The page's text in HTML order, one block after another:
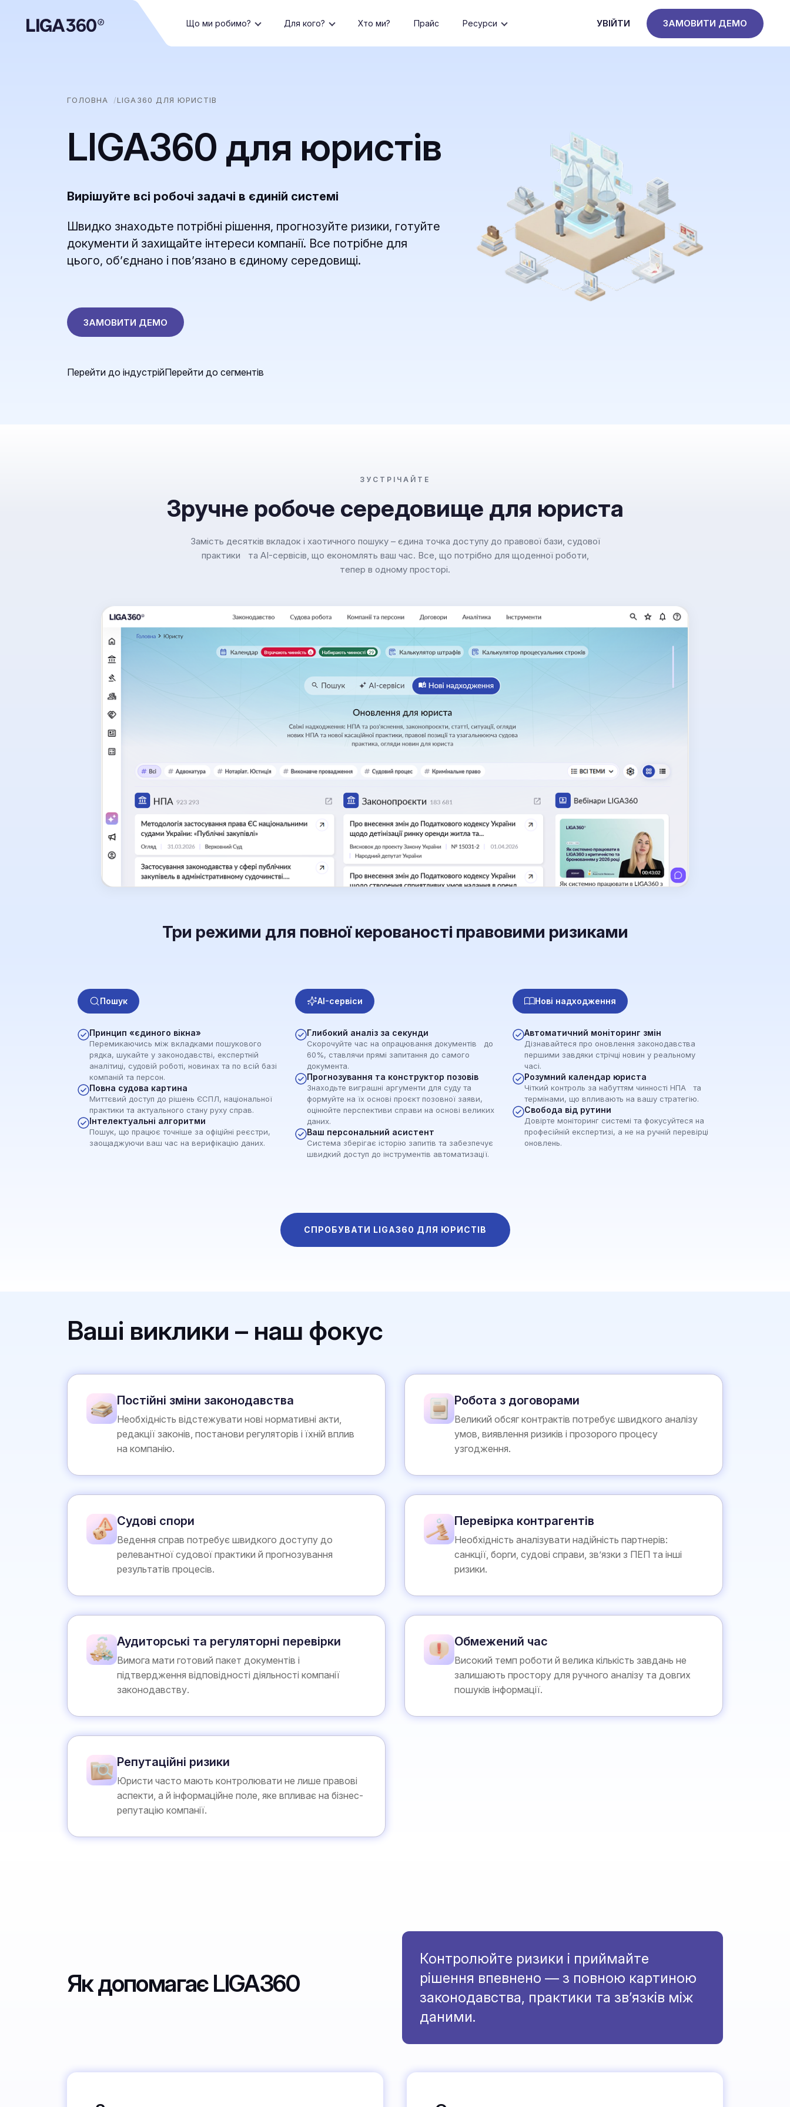
Що ми робимо? Для кого? Хто ми? Прайс Ресурси УВІЙТИ ЗАМОВИТИ ДЕМО
ГОЛОВНА LIGA360 ДЛЯ ЮРИСТІВ
LIGA360 для юристів
Вирішуйте всі робочі задачі в єдиній системі
Швидко знаходьте потрібні рішення, прогнозуйте ризики, готуйте
документи й захищайте інтереси компанії. Все потрібне для
цього, обʼєднано і повʼязано в єдиному середовищі.
ЗАМОВИТИ ДЕМО
Перейти до індустрійПерейти до сегментів
ЗУСТРІЧАЙТЕ
Зручне робоче середовище для юриста
Замість десятків вкладок і хаотичного пошуку – єдина точка доступу до правової бази, судової
практики та AI-сервісів, що економлять ваш час. Все, що потрібно для щоденної роботи,
тепер в одному просторі.
Три режими для повної керованості правовими ризиками
Пошук
Принцип «єдиного вікна»
Перемикаючись між вкладками пошукового
рядка, шукайте у законодавстві, експертній
аналітиці, судовій роботі, новинах та по всій базі
компаній та персон.
Повна судова картина
Миттєвий доступ до рішень ЄСПЛ, національної
практики та актуального стану руху справ.
Інтелектуальні алгоритми
Пошук, що працює точніше за офіційні реєстри,
заощаджуючи ваш час на верифікацію даних.
AI-сервіси
Глибокий аналіз за секунди
Скорочуйте час на опрацювання документів до
60%, ставлячи прямі запитання до самого
документа.
Прогнозування та конструктор позовів
Знаходьте виграшні аргументи для суду та
формуйте на їх основі проєкт позовної заяви,
оцінюйте перспективи справи на основі великих
даних.
Ваш персональний асистент
Система зберігає історію запитів та забезпечує
швидкий доступ до інструментів автоматизації.
Нові надходження
Автоматичний моніторинг змін
Дізнавайтеся про оновлення законодавства
першими завдяки стрічці новин у реальному
часі.
Розумний календар юриста
Чіткий контроль за набуттям чинності НПА та
термінами, що впливають на вашу стратегію.
Свобода від рутини
Довірте моніторинг системі та фокусуйтеся на
професійній експертизі, а не на ручній перевірці
оновлень.
СПРОБУВАТИ LIGA360 ДЛЯ ЮРИСТІВ
Ваші виклики – наш фокус
Постійні зміни законодавства
Необхідність відстежувати нові нормативні акти,
редакції законів, постанови регуляторів і їхній вплив
на компанію.
Робота з договорами
Великий обсяг контрактів потребує швидкого аналізу
умов, виявлення ризиків і прозорого процесу
узгодження.
Судові спори
Ведення справ потребує швидкого доступу до
релевантної судової практики й прогнозування
результатів процесів.
Перевірка контрагентів
Необхідність аналізувати надійність партнерів:
санкції, борги, судові справи, зв’язки з ПЕП та інші
ризики.
Аудиторські та регуляторні перевірки
Вимога мати готовий пакет документів і
підтвердження відповідності діяльності компанії
законодавству.
Обмежений час
Високий темп роботи й велика кількість завдань не
залишають простору для ручного аналізу та довгих
пошуків інформації.
Репутаційні ризики
Юристи часто мають контролювати не лише правові
аспекти, а й інформаційне поле, яке впливає на бізнес-
репутацію компанії.
Як допомагає LIGA360
Контролюйте ризики і приймайте
рішення впевнено — з повною картиною
законодавства, практики та зв’язків між
даними.